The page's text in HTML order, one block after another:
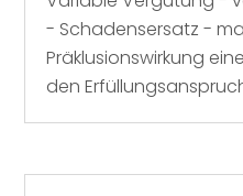
- Schadensersatz -
Präklusionswirkung
den